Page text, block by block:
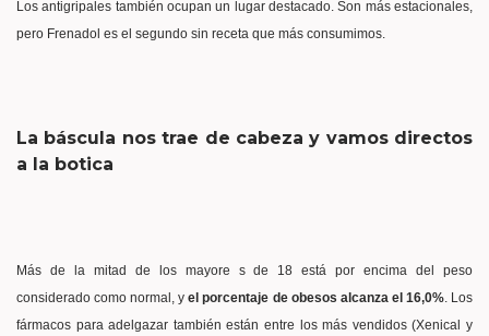
Los antigripales también ocupan un lugar destacado. Son más estacionales,
pero Frenadol es el segundo sin receta que más consumimos.
La báscula nos trae de cabeza y vamos directos
a la botica
Más de la mitad de los mayore s de 18 está por encima del peso
considerado como normal, yel porcentaje de obesos alcanza el 16,0%. Los
fármacos para adelgazar también están entre los más vendidos (Xenical y